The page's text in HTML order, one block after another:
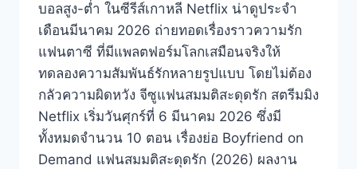
บอลสูง-ต่ำ ในซีรีส์เกาหลี Netflix น่าดูประจำ
เดือนมีนาคม 2026 ถ่ายทอดเรื่องราวความรัก
แฟนตาซี ที่มีแพลตฟอร์มโลกเสมือนจริงให้
ทดลองความสัมพันธ์รักหลายรูปแบบ โดยไม่ต้อง
กลัวความผิดหวัง จีซูแฟนสมมติสะดุดรัก สตรีมมิง
Netflix เริ่มวันศุกร์ที่ 6 มีนาคม 2026 ซึ่งมี
ทั้งหมดจำนวน 10 ตอน เรื่องย่อ Boyfriend on
Demand แฟนสมมติสะดุดรัก (2026) ผลงาน